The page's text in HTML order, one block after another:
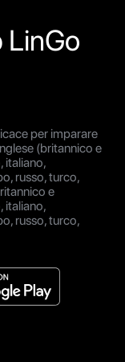
LinGo
per imparare
(britannico e
italiano,
russo, turco,
e
italiano,
russo, turco,